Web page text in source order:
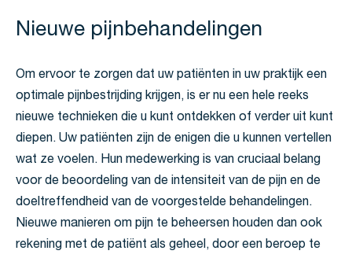
Nieuwe pijnbehandelingen
Om ervoor te zorgen dat uw patiënten in uw praktijk een
optimale pijnbestrijding krijgen, is er nu een hele reeks
nieuwe technieken die u kunt ontdekken of verder uit kunt
diepen. Uw patiënten zijn de enigen die u kunnen vertellen
wat ze voelen. Hun medewerking is van cruciaal belang
voor de beoordeling van de intensiteit van de pijn en de
doeltreffendheid van de voorgestelde behandelingen.
Nieuwe manieren om pijn te beheersen houden dan ook
rekening met de patiënt als geheel, door een beroep te